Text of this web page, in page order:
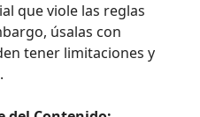
que viole las reglas
úsalas con
tener limitaciones y